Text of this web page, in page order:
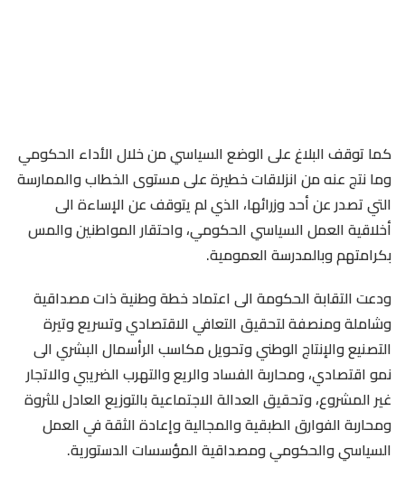
كما توقف البلاغ على الوضع السياسي من خلال الأداء الحكومي
وما نتج عنه من انزلاقات خطيرة على مستوى الخطاب والممارسة
التي تصدر عن أحد وزرائها، الذي لم يتوقف عن الإساءة الى
أخلاقية العمل السياسي الحكومي، واحتقار المواطنين والمس
بكرامتهم وبالمدرسة العمومية.
ودعت التقابة الحكومة الى اعتماد خطة وطنية ذات مصداقية
وشاملة ومنصفة لتحقيق التعافي الاقتصادي وتسريع وتيرة
التصنيع والإنتاج الوطني وتحويل مكاسب الرأسمال البشري الى
نمو اقتصادي، ومحاربة الفساد والريع والتهرب الضريبي والاتجار
غير المشروع، وتحقيق العدالة الاجتماعية بالتوزيع العادل للثروة
ومحاربة الفوارق الطبقية والمجالية وإعادة الثقة في العمل
السياسي والحكومي ومصداقية المؤسسات الدستورية.